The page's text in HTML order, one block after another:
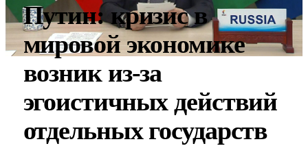
Путин: кризис в
мировой экономике
возник из-за
эгоистичных действий
отдельных государств